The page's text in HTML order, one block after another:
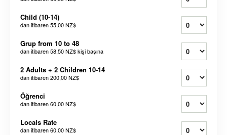
Child (10-14)
dan itibaren55,00 NZ$
Grup from 10 to 48
dan itibaren58,50 NZ$kişi başına
2 Adults + 2 Children 10-14
dan itibaren200,00 NZ$
Öğrenci
dan itibaren60,00 NZ$
Locals Rate
dan itibaren60,00 NZ$